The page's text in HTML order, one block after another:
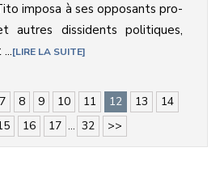
imposa à ses opposants pro-
autres dissidents politiques,
LIRE LA SUITE
7 8 9 10 11 12 13
14
16 17 ... 32 >>